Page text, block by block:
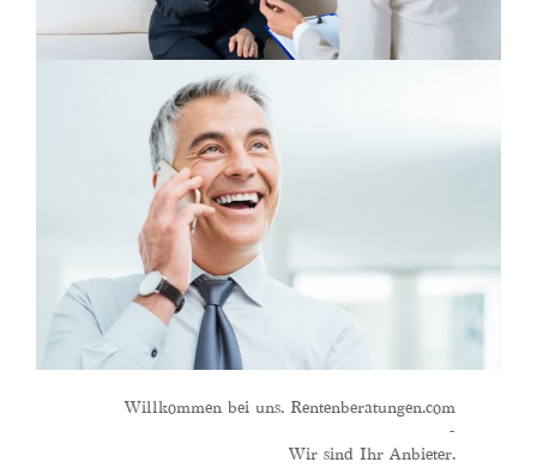
Willkommen bei uns. Rentenberatungen.com
-
Wir sind Ihr Anbieter.